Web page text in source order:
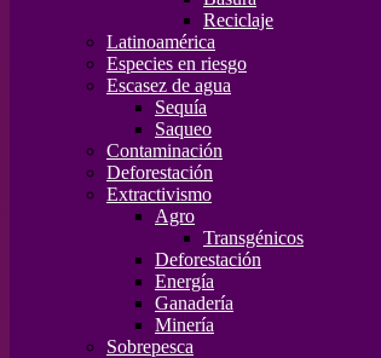
Reciclaje
Latinoamérica
Especies en riesgo
Escasez de agua
Sequía
Saqueo
Contaminación
Deforestación
Extractivismo
Agro
Transgénicos
Deforestación
Energía
Ganadería
Minería
Sobrepesca